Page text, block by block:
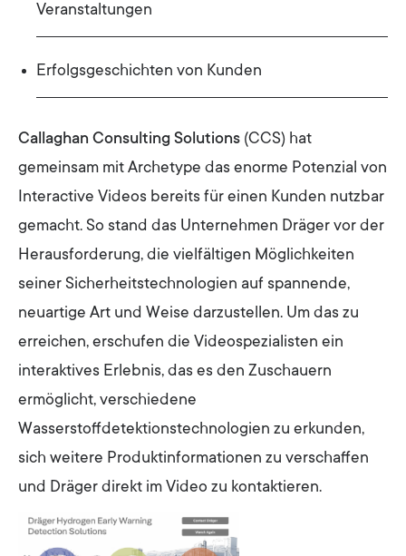
Veranstaltungen
Erfolgsgeschichten von Kunden
Callaghan Consulting Solutions (CCS) hat
gemeinsam mit Archetype das enorme Potenzial von
Interactive Videos bereits für einen Kunden nutzbar
gemacht. So stand das Unternehmen Dräger vor der
Herausforderung, die vielfältigen Möglichkeiten
seiner Sicherheitstechnologien auf spannende,
neuartige Art und Weise darzustellen. Um das zu
erreichen, erschufen die Videospezialisten ein
interaktives Erlebnis, das es den Zuschauern
ermöglicht, verschiedene
Wasserstoffdetektionstechnologien zu erkunden,
sich weitere Produktinformationen zu verschaffen
und Dräger direkt im Video zu kontaktieren.